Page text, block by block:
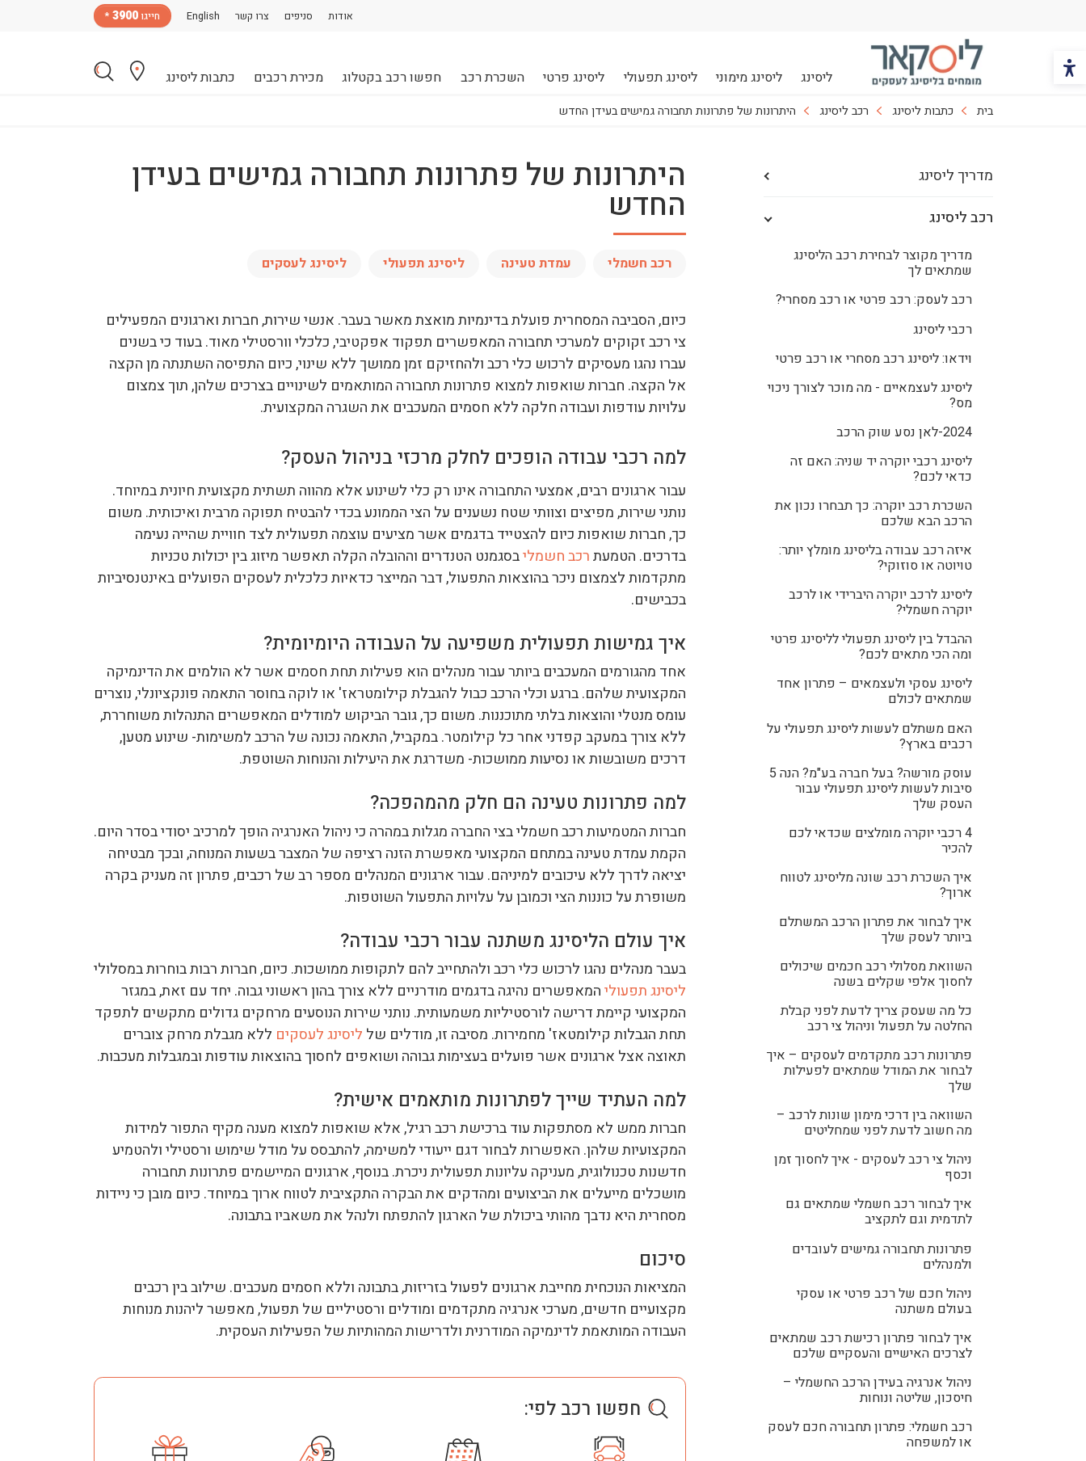
הכפתור משנה את צבעי הקונטרסט
אודות סניפים צרו קשר English חייגו 3900
*
ליסינג ליסינג מימוני ליסינג תפעולי ליסינג פרטי השכרת רכב חפשו רכב בקטלוג מכירת רכבים כתבות ליסינג
בית כתבות ליסינג רכב ליסינג היתרונות של פתרונות תחבורה גמישים בעידן החדש
מדריך ליסינג
רכב ליסינג
מדריך מקוצר לבחירת רכב הליסינג
שמתאים לך
רכב לעסק: רכב פרטי או רכב מסחרי?
רכבי ליסינג
וידאו: ליסינג רכב מסחרי או רכב פרטי
ליסינג לעצמאיים - מה מוכר לצורך ניכוי
מס?
2024-לאן נסע שוק הרכב
ליסינג רכבי יוקרה יד שניה: האם זה
כדאי לכם?
השכרת רכב יוקרה: כך תבחרו נכון את
הרכב הבא שלכם
איזה רכב עבודה בליסינג מומלץ יותר:
טויוטה או סוזוקי?
ליסינג לרכב יוקרה היברידי או לרכב
יוקרה חשמלי?
ההבדל בין ליסינג תפעולי לליסינג פרטי
ומה הכי מתאים לכם?
ליסינג עסקי ולעצמאים – פתרון אחד
שמתאים לכולם
האם משתלם לעשות ליסינג תפעולי על
רכבים בארץ?
עוסק מורשה? בעל חברה בע"מ? הנה 5
סיבות לעשות ליסינג תפעולי עבור
העסק שלך
4 רכבי יוקרה מומלצים שכדאי לכם
להכיר
איך השכרת רכב שונה מליסינג לטווח
ארוך?
איך לבחור את פתרון הרכב המשתלם
ביותר לעסק שלך
השוואת מסלולי רכב חכמים שיכולים
לחסוך אלפי שקלים בשנה
כל מה שעסק צריך לדעת לפני קבלת
החלטה על תפעול וניהול צי רכב
פתרונות רכב מתקדמים לעסקים – איך
לבחור את המודל שמתאים לפעילות
שלך
השוואה בין דרכי מימון שונות לרכב –
מה חשוב לדעת לפני שמחליטים
ניהול צי רכב לעסקים - איך לחסוך זמן
וכסף
איך לבחור רכב חשמלי שמתאים גם
לתדמית וגם לתקציב
פתרונות תחבורה גמישים לעובדים
ולמנהלים
ניהול חכם של רכב פרטי או עסקי
בעולם משתנה
איך לבחור פתרון רכישת רכב שמתאים
לצרכים האישיים והעסקיים שלכם
ניהול אנרגיה בעידן הרכב החשמלי –
חיסכון, שליטה ונוחות
רכב חשמלי: פתרון תחבורה חכם לעסק
או למשפחה
היתרונות של פתרונות תחבורה גמישים בעידן
החדש
רכב חשמלי עמדת טעינה ליסינג תפעולי ליסינג לעסקים
כיום, הסביבה המסחרית פועלת בדינמיות מואצת מאשר בעבר. אנשי שירות, חברות וארגונים המפעילים
צי רכב זקוקים למערכי תחבורה המאפשרים תפקוד אפקטיבי, כלכלי וורסטילי מאוד. בעוד כי בשנים
עברו נהגו מעסיקים לרכוש כלי רכב ולהחזיקם זמן ממושך ללא שינוי, כיום התפיסה השתנתה מן הקצה
אל הקצה. חברות שואפות למצוא פתרונות תחבורה המותאמים לשינויים בצרכים שלהן, תוך צמצום
עלויות עודפות ועבודה חלקה ללא חסמים המעכבים את השגרה המקצועית.
למה רכבי עבודה הופכים לחלק מרכזי בניהול העסק?
עבור ארגונים רבים, אמצעי התחבורה אינו רק כלי לשינוע אלא מהווה תשתית מקצועית חיונית במיוחד.
נותני שירות, מפיצים וצוותי שטח נשענים על הצי הממונע בכדי להבטיח תפוקה מרבית ואיכותית. משום
כך, חברות שואפות כיום להצטייד בדגמים אשר מציעים עוצמה תפעולית לצד חוויית שהייה נעימה
בדרכים. הטמעתרכב חשמליבסגמנט הטנדרים וההובלה הקלה תאפשר מיזוג בין יכולות טכניות
מתקדמות לצמצום ניכר בהוצאות התפעול, דבר המייצר כדאיות כלכלית לעסקים הפועלים באינטנסיביות
בכבישים.
איך גמישות תפעולית משפיעה על העבודה היומיומית?
אחד מהגורמים המעכבים ביותר עבור מנהלים הוא פעילות תחת חסמים אשר לא הולמים את הדינמיקה
המקצועית שלהם. ברגע וכלי הרכב כבול להגבלת קילומטראז' או לוקה בחוסר התאמה פונקציונלי, נוצרים
עומס מנטלי והוצאות בלתי מתוכננות. משום כך, גובר הביקוש למודלים המאפשרים התנהלות משוחררת,
ללא צורך במעקב קפדני אחר כל קילומטר. במקביל, התאמה נכונה של הרכב למשימות- שינוע מטען,
דרכים משובשות או נסיעות ממושכות- משדרגת את היעילות והנוחות השוטפת.
למה פתרונות טעינה הם חלק מהמהפכה?
חברות המטמיעות רכב חשמלי בצי החברה מגלות במהרה כי ניהול האנרגיה הופך למרכיב יסודי בסדר היום.
הקמת עמדת טעינה במתחם המקצועי מאפשרת הזנה רציפה של המצבר בשעות המנוחה, ובכך מבטיחה
יציאה לדרך ללא עיכובים למיניהם. עבור ארגונים המנהלים מספר רב של רכבים, פתרון זה מעניק בקרה
משופרת על כוננות הצי וכמובן על עלויות התפעול השוטפות.
איך עולם הליסינג משתנה עבור רכבי עבודה?
בעבר מנהלים נהגו לרכוש כלי רכב ולהתחייב להם לתקופות ממושכות. כיום, חברות רבות בוחרות במסלולי
ליסינג תפעוליהמאפשרים נהיגה בדגמים מודרניים ללא צורך בהון ראשוני גבוה. יחד עם זאת, במגזר
המקצועי קיימת דרישה לורסטיליות משמעותית. נותני שירות הנוסעים מרחקים גדולים מתקשים לתפקד
תחת הגבלות קילומטאז' מחמירות. מסיבה זו, מודלים של ליסינג לעסקים ללא מגבלת מרחק צוברים
תאוצה אצל ארגונים אשר פועלים בעצימות גבוהה ושואפים לחסוך בהוצאות עודפות ובמגבלות מעכבות.
למה העתיד שייך לפתרונות מותאמים אישית?
חברות ממש לא מסתפקות עוד ברכישת רכב רגיל, אלא שואפות למצוא מענה מקיף התפור למידות
המקצועיות שלהן. האפשרות לבחור דגם ייעודי למשימה, להתבסס על מודל שימוש ורסטילי ולהטמיע
חדשנות טכנולוגית, מעניקה עליונות תפעולית ניכרת. בנוסף, ארגונים המיישמים פתרונות תחבורה
מושכלים מייעלים את הביצועים ומהדקים את הבקרה התקציבית לטווח ארוך במיוחד. כיום מובן כי ניידות
מסחרית היא נדבך מהותי ביכולת של הארגון להתפתח ולנהל את משאביו בתבונה.
סיכום
המציאות הנוכחית מחייבת ארגונים לפעול בזריזות, בתבונה וללא חסמים מעכבים. שילוב בין רכבים
מקצועיים חדשים, מערכי אנרגיה מתקדמים ומודלים ורסטיליים של תפעול, מאפשר ליהנות מנוחות
העבודה המותאמת לדינמיקה המודרנית ולדרישות המהותיות של הפעילות העסקית.
חפשו רכב לפי: